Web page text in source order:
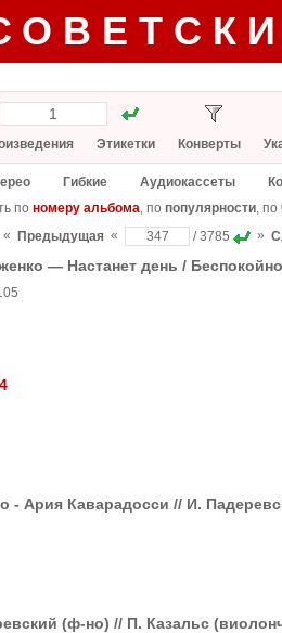
Этикетки Конверты
Гибкие Аудиокассеты
по номеру альбома, по популярности, по
« Предыдущая « / 3785 »
— Настанет день /
- Ария Каварадосси // И.
(ф-но) // П. Казальс